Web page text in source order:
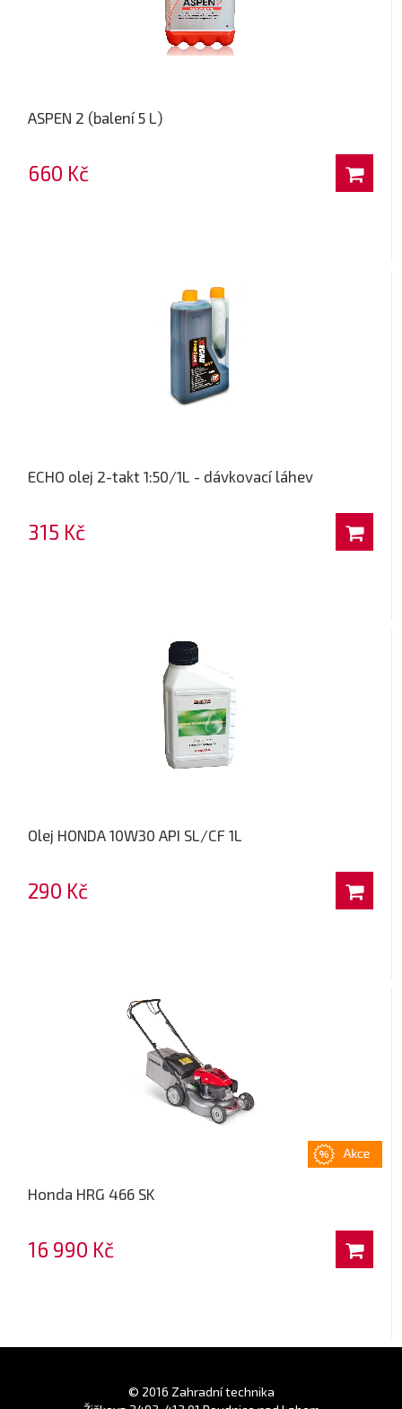
ASPEN 2 (balení 5 L)
660 Kč
ECHO olej 2-takt 1:50/1L - dávkovací láhev
315 Kč
Olej HONDA 10W30 API SL/CF 1L
290 Kč
Honda HRG 466 SK
16 990 Kč
© 2016 Zahradní technika